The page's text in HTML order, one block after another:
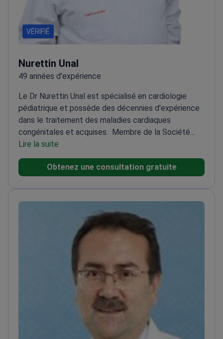
VÉRIFIÉ
Nurettin Unal
49 années d'expérience
Le Dr Nurettin Unal est spécialisé en cardiologie
pédiatrique et possède des décennies d'expérience
dans le traitement des maladies cardiaques
congénitales et acquises.
Membre de la Société
européenne de cardiologie depuis 2008
maladies cardiaques fœtales et congénitalesVaste
expérience des maladies des valves et des muscles
pour les enfants avant la pratique sportive
Lire la suite
Obtenez une consultation gratuite